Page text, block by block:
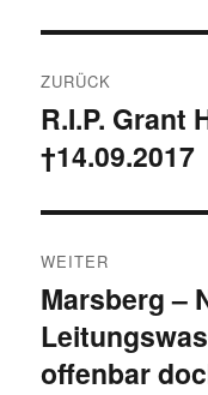
ZURÜCK
Vorheriger
Beitrag:
R.I.P. Grant
†14.09.2017
WEITER
Nächster
Beitrag:
Marsberg –
offenbar